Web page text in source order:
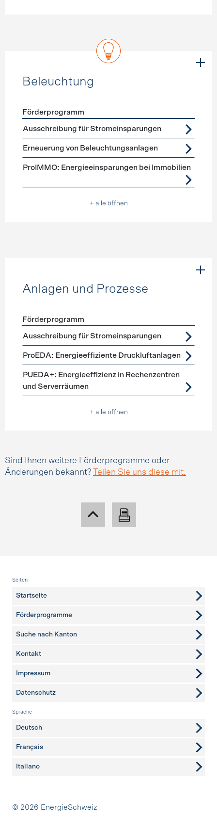
Beleuchtung
Förderprogramme Beleuchtung
Förderprogramm
Ausschreibung für Stromeinsparungen
Erneuerung von Beleuchtungsanlagen
ProIMMO: Energieeinsparungen bei Immobilien
+ alle öffnen
Anlagen und Prozesse
Förderprogramme Anlagen und Prozesse
Förderprogramm
Ausschreibung für Stromeinsparungen
ProEDA: Energieeffiziente Druckluftanlagen
PUEDA+: Energieeffizienz in Rechenzentren
und Serverräumen
+ alle öffnen
Sind Ihnen weitere Förderprogramme oder
Änderungen bekannt?
Teilen Sie uns diese mit.
Fusszeile
Seiten
Startseite
Förderprogramme
Suche nach Kanton
weitere Seiten
Kontakt
Impressum
Datenschutz
Sprache
Deutsch
Français
Italiano
Partner
© 2026 EnergieSchweiz